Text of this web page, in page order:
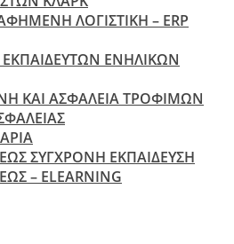
ΛΟΓΙΣΤΙΚΗ – ERP
ΕΚΠΑΙΔΕΥΤΩΝ ΕΝΗΛΙΚΩΝ
ΚΑΙ ΑΣΦΑΛΕΙΑ ΤΡΟΦΙΜΩΝ
ΣΥΓΧΡΟΝΗ ΕΚΠΑΙΔΕΥΣΗ
– ELEARNING